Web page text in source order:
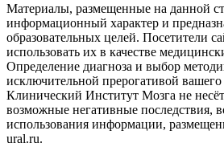
Материалы, размещенные на данной
информационный характер и
образовательных целей. Посетители
использовать их в качестве
Определение диагноза и выбор
исключительной прерогативой вашего
Клинический Институт Мозга не несёт
возможные негативные последствия,
использования информации,
ural.ru.